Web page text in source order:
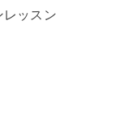
レッスン